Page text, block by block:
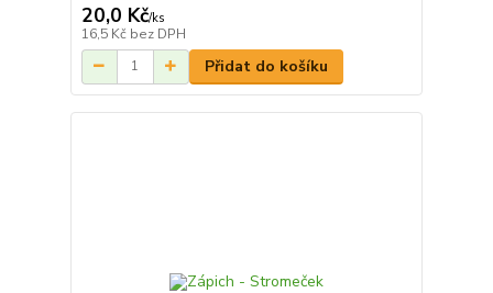
20,0 Kč/ks
16,5 Kč bez DPH
Přidat do košíku